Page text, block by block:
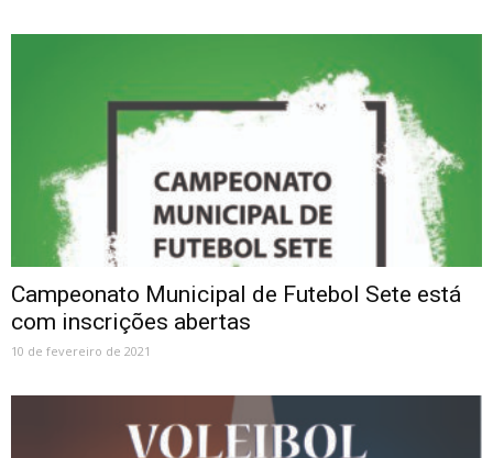
Campeonato Municipal de Futebol Sete está
com inscrições abertas
10 de fevereiro de 2021